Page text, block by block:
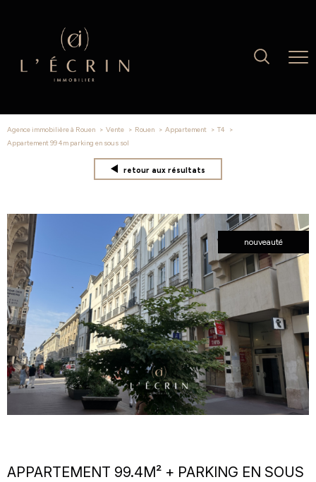
Agence immobilière à Rouen Vente Rouen Appartement
T4
appartement 99 4m parking en sous sol
retour aux résultats
nouveauté
APPARTEMENT 99.4M² + PARKING EN SOUS